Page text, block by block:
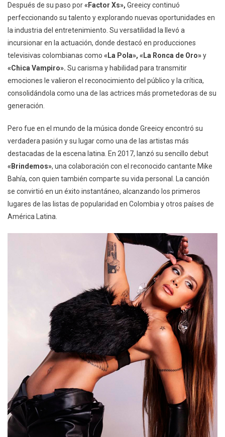
Después de su paso por«Factor Xs», Greeicy continuó
perfeccionando su talento y explorando nuevas oportunidades en
la industria del entretenimiento. Su versatilidad la llevó a
incursionar en la actuación, donde destacó en producciones
televisivas colombianas como «La Pola», «La Ronca de Oro»y
«Chica Vampiro». Su carisma y habilidad para transmitir
emociones le valieron el reconocimiento del público y la crítica,
consolidándola como una de las actrices más prometedoras de su
generación.
Pero fue en el mundo de la música donde Greeicy encontró su
verdadera pasión y su lugar como una de las artistas más
destacadas de la escena latina. En 2017, lanzó su sencillo debut
«Brindemos», una colaboración con el reconocido cantante Mike
Bahía, con quien también comparte su vida personal. La canción
se convirtió en un éxito instantáneo, alcanzando los primeros
lugares de las listas de popularidad en Colombia y otros países de
América Latina.